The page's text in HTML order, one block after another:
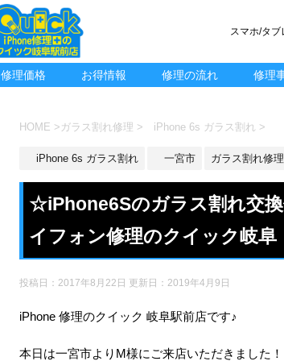
スマホ/タ
修理価格 お得情報 修理の流れ 修理
HOME > ガラス割れ修理 > iPhone 6s ガラス割れ >
iPhone 6s ガラス割れ 一宮市 ガラス割れ修理
☆iPhone6Sのガラス割れ交
イフォン修理のクイック岐阜
投稿日：2017年8月22日 更新日： 2019年4月9日
iPhone 修理のクイック 岐阜駅前店です♪
本日は一宮市よりM様にご来店いただきました！